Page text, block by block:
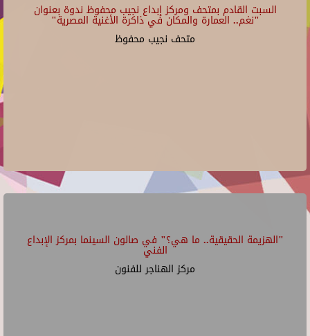
السبت القادم بمتحف ومركز إبداع نجيب محفوظ ندوة بعنوان
"نغم.. العمارة والمكان في ذاكرة الأغنية المصرية"
متحف نجيب محفوظ
"الهزيمة الحقيقية.. ما هي؟" في صالون السينما بمركز الإبداع
الفني
مركز الهناجر للفنون